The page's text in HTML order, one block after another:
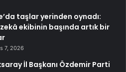
taşlar yerinden oynadı:
ekibinin başında artık bir
7, 2026
İl Başkanı Özdemir Parti